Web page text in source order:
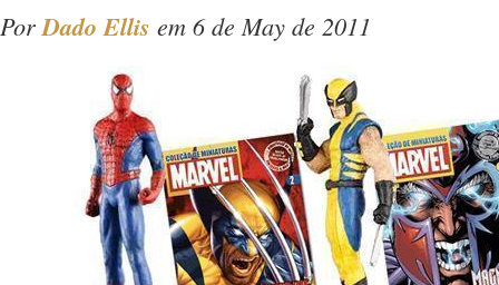
PorDado Ellis em 6 de May de 2011